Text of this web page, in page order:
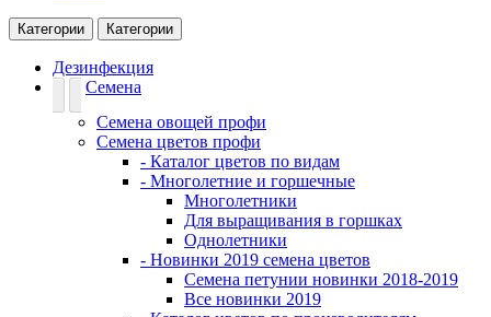
Категории Категории
Дезинфекция
Семена
Семена овощей профи
Семена цветов профи
- Каталог цветов по видам
- Многолетние и горшечные
Многолетники
Для выращивания в горшках
Однолетники
- Новинки 2019 семена цветов
Семена петунии новинки 2018-2019
Все новинки 2019